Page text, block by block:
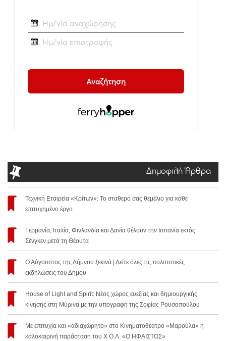
Δημοφιλή Άρθρα
Τεχνική Εταιρεία «Κρίτων»: Το σταθερό σας θεμέλιο για κάθε
επιτυχημένο έργο
Γερμανία, Ιταλία, Φινλανδία και Δανία θέλουν την Ισπανία εκτός
Σένγκεν μετά τη Θέουτα
Ο Αύγουστος της Λήμνου ξεκινά | Δείτε όλες τις πολιτιστικές
εκδηλώσεις του Δήμου
House of Light and Spirit: Νέος χώρος ευεξίας και δημιουργικής
κίνησης στη Μύρινα με την υπογραφή της Σοφίας Ρουσοπούλου
Με επιτυχία και «αδιαχώρητο» στο Κινηματοθέατρο «Μαρούλα» η
καλοκαιρινή παράσταση του Χ.Ο.Λ. «Ο ΗΦΑΙΣΤΟΣ»